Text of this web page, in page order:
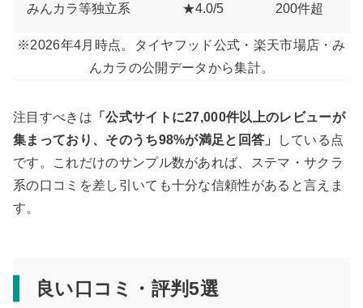
みんカラ等独立系 ★4.0/5 200件超
※2026年4月時点。タイヤフッド公式・楽天市場店・み
んカラの公開データから集計。
注目すべきは 「公式サイトに27,000件以上のレビューが
集まっており、そのうち98%が満足と回答」
している点
です。これだけのサンプル数があれば、ステマ・サクラ
系の口コミを差し引いても十分な信頼性があると言えま
す。
良い口コミ・評判5選